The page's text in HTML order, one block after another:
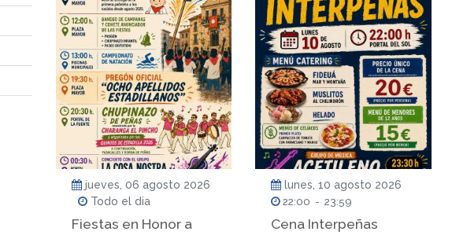
jueves, 06 agosto 2026
Todo el dia
Fiestas en Honor a
lunes, 10 agosto 2026
22:00 -23:59
Cena Interpeñas